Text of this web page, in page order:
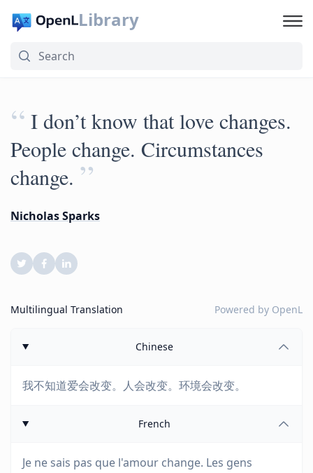
Library
“ I don’t know that love changes.
People change. Circumstances
change. ”
Nicholas Sparks
Multilingual Translation Powered by OpenL
Chinese
我不知道爱会改变。人会改变。环境会改变。
French
Je ne sais pas que l'amour change. Les gens